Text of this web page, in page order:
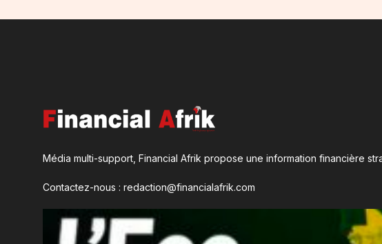
Média multi-support, Financial Afrik propose une information financière
Contactez-nous : redaction@financialafrik.com